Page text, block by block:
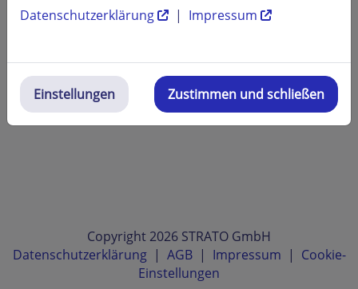
Copyright 2026 STRATO GmbH
Datenschutzerklärung | AGB | Impressum | Cookie-
Einstellungen
Datenschutzerklärung
| Impressum
Einstellungen Zustimmen und schließen